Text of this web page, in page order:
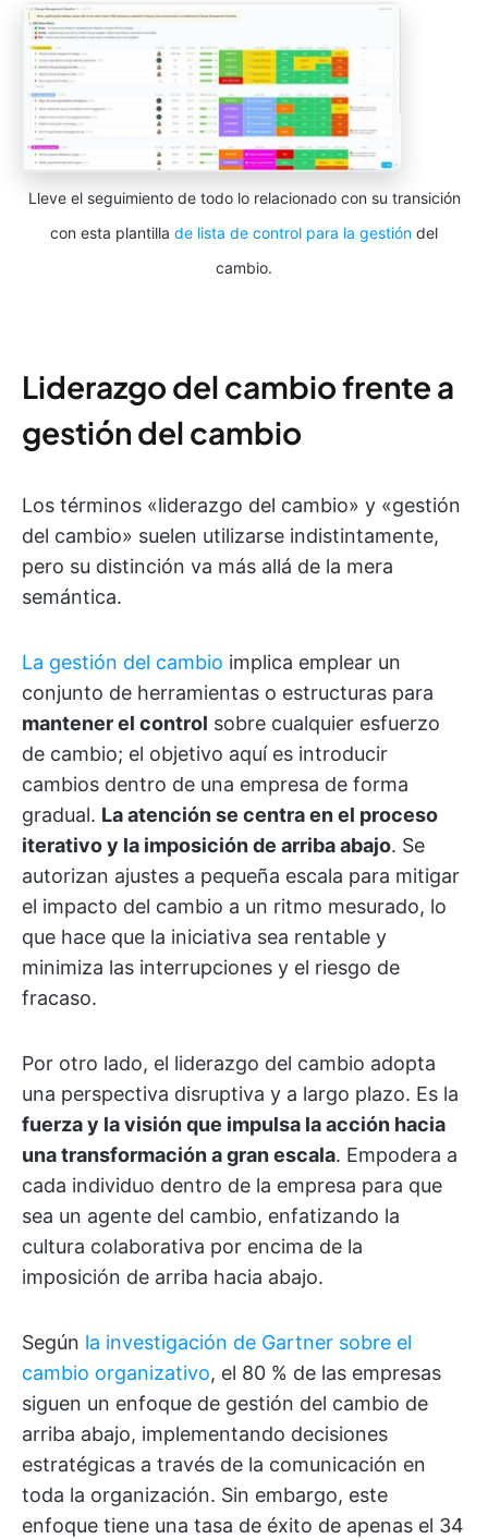
Lleve el seguimiento de todo lo relacionado con su transición
con esta plantilla de lista de control para la gestión del
cambio.
Liderazgo del cambio frente a
gestión del cambio
Los términos «liderazgo del cambio» y «gestión
del cambio» suelen utilizarse indistintamente,
pero su distinción va más allá de la mera
semántica.
La gestión del cambio implica emplear un
conjunto de herramientas o estructuras para
mantener el control sobre cualquier esfuerzo
de cambio; el objetivo aquí es introducir
cambios dentro de una empresa de forma
gradual. La atención se centra en el proceso
iterativo y la imposición de arriba abajo. Se
autorizan ajustes a pequeña escala para mitigar
el impacto del cambio a un ritmo mesurado, lo
que hace que la iniciativa sea rentable y
minimiza las interrupciones y el riesgo de
fracaso.
Por otro lado, el liderazgo del cambio adopta
una perspectiva disruptiva y a largo plazo. Es la
fuerza y la visión que impulsa la acción hacia
una transformación a gran escala. Empodera a
cada individuo dentro de la empresa para que
sea un agente del cambio, enfatizando la
cultura colaborativa por encima de la
imposición de arriba hacia abajo.
Según la investigación de Gartner sobre el
cambio organizativo, el 80 % de las empresas
siguen un enfoque de gestión del cambio de
arriba abajo, implementando decisiones
estratégicas a través de la comunicación en
toda la organización. Sin embargo, este
enfoque tiene una tasa de éxito de apenas el 34